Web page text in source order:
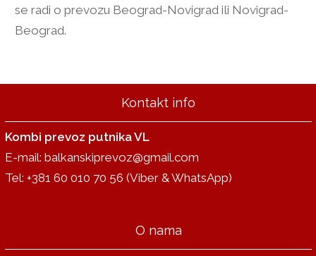
se radi o prevozu Beograd-Novigrad ili Novigrad-
Beograd.
Kontakt info
Kombi prevoz putnika VL
E-mail:balkanskiprevoz@gmail.com
Tel:+381 60 010 70 56 (Viber & WhatsApp)
O nama